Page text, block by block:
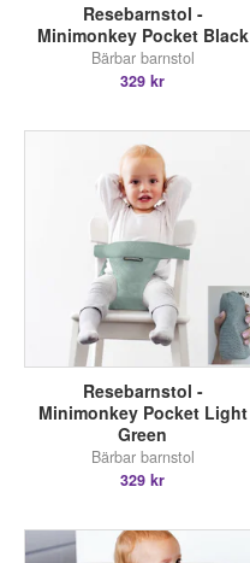
Resebarnstol -
Minimonkey Pocket Black
Bärbar barnstol
329 kr
Resebarnstol -
Minimonkey Pocket Light
Green
Bärbar barnstol
329 kr